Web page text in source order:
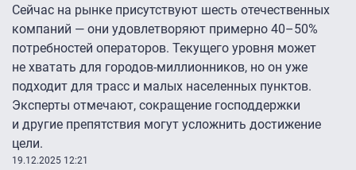
Сейчас на рынке присутствуют шесть отечественных
компаний — они удовлетворяют примерно 40–50%
потребностей операторов. Текущего уровня может
не хватать для городов-миллионников, но он уже
подходит для трасс и малых населенных пунктов.
Эксперты отмечают, сокращение господдержки
и другие препятствия могут усложнить достижение
цели.
19.12.2025 12:21